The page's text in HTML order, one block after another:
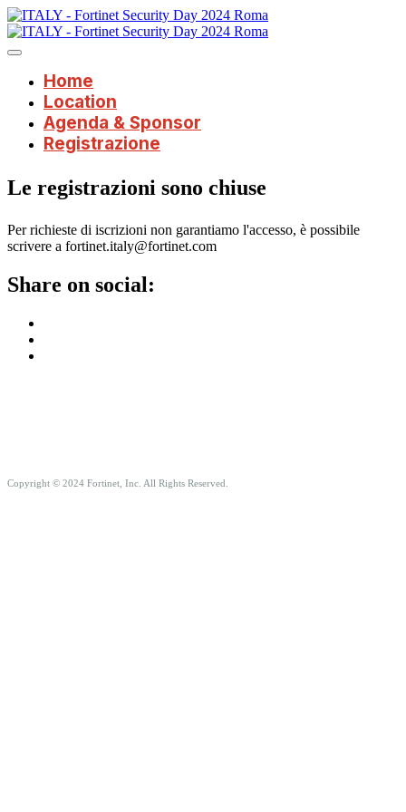
Home
Location
Agenda & Sponsor
Registrazione
Le registrazioni sono chiuse
Per richieste di iscrizioni non garantiamo l'accesso, è possibile
scrivere a fortinet.italy@fortinet.com
Share on social:
Copyright © 2024 Fortinet, Inc. All Rights Reserved.